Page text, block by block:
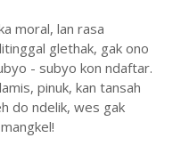
moral, lan rasa
glethak, gak ono
- subyo kon ndaftar.
pinuk, kan tansah
do ndelik, wes gak